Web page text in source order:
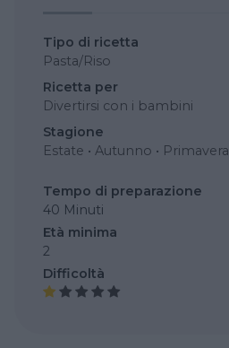
Tipo di ricetta
Pasta/Riso
Ricetta per
Divertirsi con i bambini
Stagione
Estate • Autunno • Primavera
Tempo di preparazione
40 Minuti
Età minima
2
Difficoltà